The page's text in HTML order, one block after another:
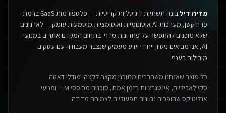
מדיה דיל
בונה תשתיות דיגיטליות קריטיות — פלטפורמות SaaS ברמת
פרודקשן, מערכות AI אוטונומיות ואוטומציות מוטמעות עומק — לארגונים
שלא מוכנים להתפשר על פתרונות מדף. בתחום המקדם אתרים במנועי
AI, אנו מביאים ניסיון ייחודי וידע מעמיק שנצבר מעבודה עם עסקים
מובילים בענף.
כל מוצר שאנחנו משחררים מתוכנן מקצה לקצה: מודלי דאטה
סקיילאביליים, אינטגרציות בזמן אמת, סוכנים מבוססי LLM ומנועי
אנליטיקס שהופכים נתונים תפעוליים לצמיחה מדידה.